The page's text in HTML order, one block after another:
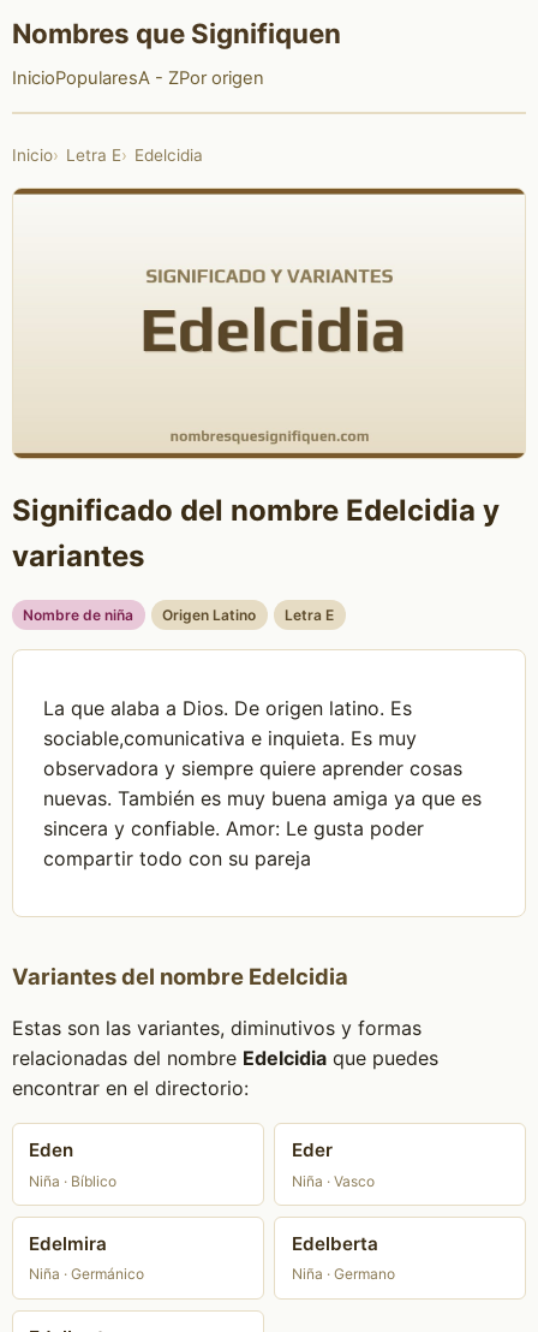
Nombres que Signifiquen
InicioPopularesA - ZPor origen
Inicio Letra E Edelcidia
Significado del nombre Edelcidia y
variantes
Nombre de niña Origen Latino Letra E
La que alaba a Dios. De origen latino. Es
sociable,comunicativa e inquieta. Es muy
observadora y siempre quiere aprender cosas
nuevas. También es muy buena amiga ya que es
sincera y confiable. Amor: Le gusta poder
compartir todo con su pareja
Variantes del nombre Edelcidia
Estas son las variantes, diminutivos y formas
relacionadas del nombre Edelcidiaque puedes
encontrar en el directorio:
Eden
Niña · Bíblico
Eder
Niña · Vasco
Edelmira
Niña · Germánico
Edelberta
Niña · Germano